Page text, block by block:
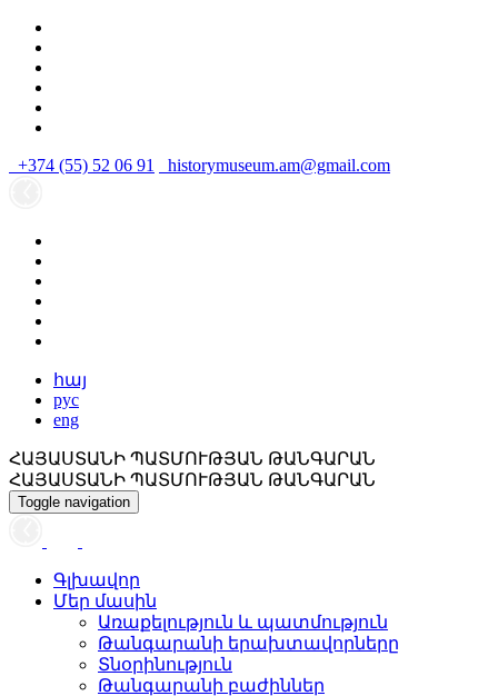
+374 (55) 52 06 91 historymuseum.am@gmail.com
հայ
рус
eng
ՀԱՅԱՍՏԱՆԻ ՊԱՏՄՈՒԹՅԱՆ ԹԱՆԳԱՐԱՆ
ՀԱՅԱՍՏԱՆԻ ՊԱՏՄՈՒԹՅԱՆ ԹԱՆԳԱՐԱՆ
Toggle navigation
Գլխավոր
Մեր մասին
Առաքելություն և պատմություն
Թանգարանի երախտավորները
Տնօրինություն
Թանգարանի բաժիններ